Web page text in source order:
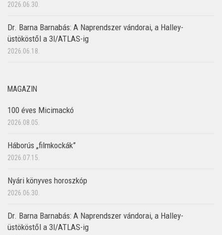
2026.06.30.
Dr. Barna Barnabás: A Naprendszer vándorai, a Halley-
üstököstől a 3I/ATLAS-ig
2026.06.18.
MAGAZIN
100 éves Micimackó
2026.08.05.
Háborús „filmkockák”
2026.07.15.
Nyári könyves horoszkóp
2026.06.30.
Dr. Barna Barnabás: A Naprendszer vándorai, a Halley-
üstököstől a 3I/ATLAS-ig